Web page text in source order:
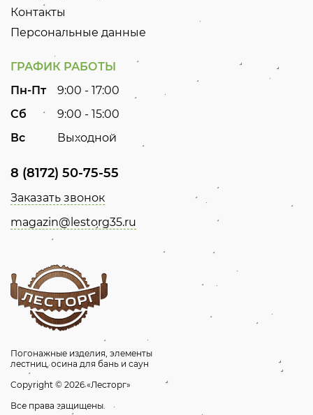
Погонажные изделия, элементы
лестниц, осина для бань и саун
Copyright © 2026 «Лесторг»
Все права защищены.
Контакты
Персональные данные
ГРАФИК РАБОТЫ
Пн-Пт
9:00 - 17:00
Сб
9:00 - 15:00
Вс
Выходной
8 (8172) 50-75-55
Заказать звонок
magazin@lestorg35.ru